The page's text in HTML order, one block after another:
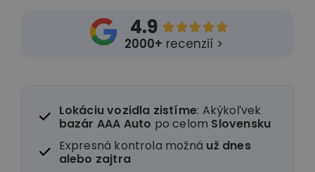
4.9 
2000+ recenzií >
Lokáciu vozidla zistíme: Akýkoľvek
bazár AAA Auto po celom Slovensku
Expresná kontrola možná už dnes
alebo zajtra